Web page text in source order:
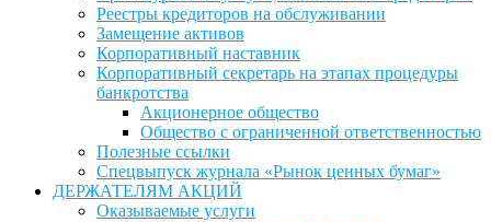
Реестры кредиторов на обслуживании
Замещение активов
Корпоративный наставник
Корпоративный секретарь на этапах процедуры
банкротства
Акционерное общество
Общество с ограниченной ответственностью
Полезные ссылки
Спецвыпуск журнала «Рынок ценных бумаг»
ДЕРЖАТЕЛЯМ АКЦИЙ
Оказываемые услуги